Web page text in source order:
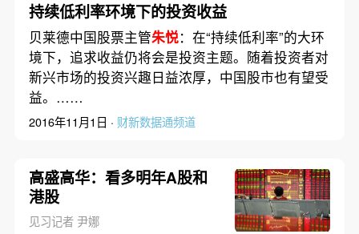
持续低利率环境下的投资收益
贝莱德中国股票主管朱悦：在“持续低利率”的大环
境下，追求收益仍将会是投资主题。随着投资者对
新兴市场的投资兴趣日益浓厚，中国股市也有望受
益。……
2016年11月1日 · 财新数据通频道
高盛高华：看多明年A股和
港股
见习记者 尹娜